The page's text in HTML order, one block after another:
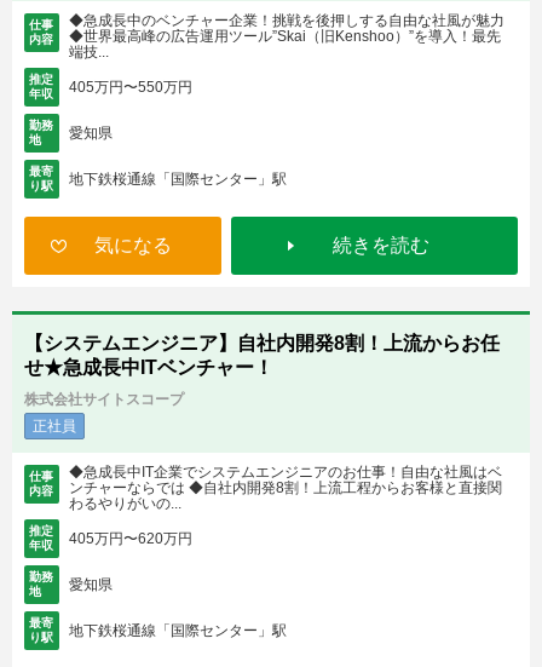
仕事
内容
◆急成長中のベンチャー企業！挑戦を後押しする自由な社風が魅力
◆世界最高峰の広告運用ツール”Skai（旧Kenshoo）”を導入！最先
端技...
推定
年収
405万円〜550万円
勤務
地
愛知県
最寄
り駅
地下鉄桜通線「国際センター」駅
気になる 続きを読む
【システムエンジニア】自社内開発8割！上流からお任
せ★急成長中ITベンチャー！
株式会社サイトスコープ
正社員
仕事
内容
◆急成長中IT企業でシステムエンジニアのお仕事！自由な社風はベ
ンチャーならでは ◆自社内開発8割！上流工程からお客様と直接関
わるやりがいの...
推定
年収
405万円〜620万円
勤務
地
愛知県
最寄
り駅
地下鉄桜通線「国際センター」駅